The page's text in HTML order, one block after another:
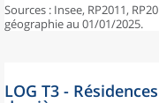
Sources : Insee, RP2011,
géographie au 01/01/2025.
LOG T3 -